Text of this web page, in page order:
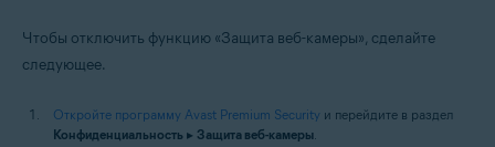
Чтобы отключить функцию «Защита веб-камеры», сделайте
следующее.
Откройте программу Avast Premium Security и перейдите в раздел
Конфиденциальность ▸ Защита веб-камеры